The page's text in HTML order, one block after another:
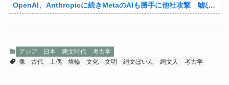
OpenAI、Anthropicに続きMetaのAIも勝手に他社攻撃 嘘ξけど何これ流行ってんの？
アジア 日本 縄文時代
考古学
像
古代 土偶 埴輪 文化 文明 縄文ぼいん 縄文人 考古学